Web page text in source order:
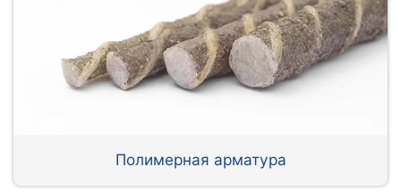
Полимерная арматура